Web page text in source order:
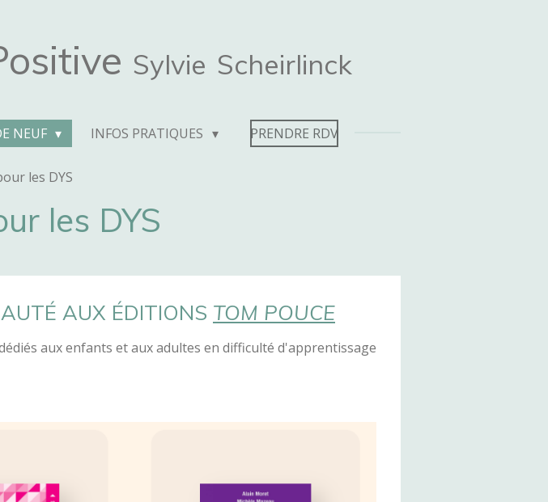
Sylvie Scheirlinck
NEUF INFOS PRATIQUES PRENDRE RDV
les DYS
les DYS
AUX ÉDITIONS TOM POUCE
aux enfants et aux adultes en difficulté d'apprentissage